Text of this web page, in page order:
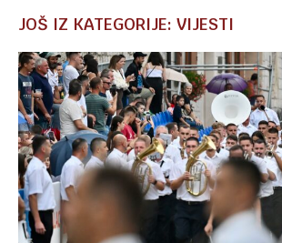
JOŠ IZ KATEGORIJE: VIJESTI